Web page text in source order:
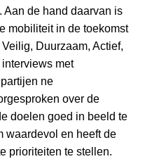
Aan de hand daarvan is
mobiliteit in de toekomst
Duurzaam, Actief,
met
ne
over de
doelen goed in beeld te
waardevol en heeft de
prioriteiten te stellen.